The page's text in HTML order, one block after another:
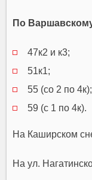
По
47к2 и к3;
51к1;
55 (со 2 по 4к);
59 (с 1 по 4к).
На Каширском
На ул.